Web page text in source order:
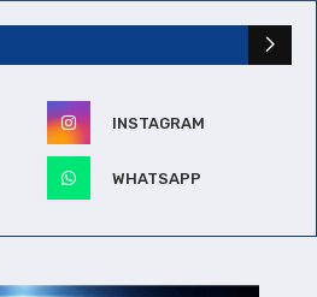
INSTAGRAM
WHATSAPP